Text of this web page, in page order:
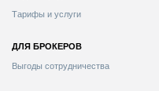
Тарифы и услуги
ДЛЯ БРОКЕРОВ
Выгоды сотрудничества